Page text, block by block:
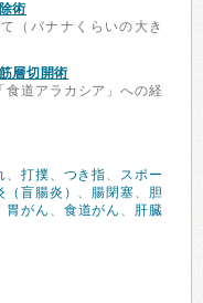
術
（バナナくらいの大き
層切開術
道アラカシア」への経
、 打撲、 つき指、 スポー
（盲腸炎） 、 腸閉塞、 胆
胃がん 、 食道がん 、 肝臓